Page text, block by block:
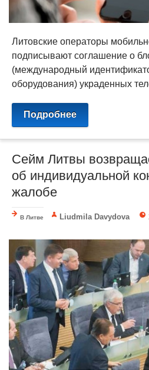
Литовские операторы
подписывают соглашение о
(международный
оборудования) украденных
Подробнее
Сейм Литвы
об индивидуальной
жалобе
В Литве Liudmila Davydova